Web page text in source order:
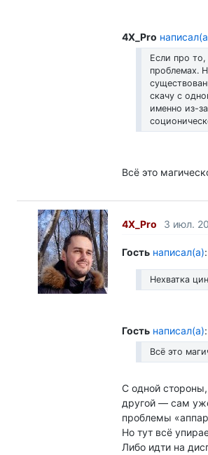
4X_Pro
Если про то,
проблемах.
скачу с
именно из-
Всё это
4X_Pro 3 июл.
Гость написал(а):
Нехватка
Гость написал(а):
Всё это
С одной
другой — сам
проблемы
Но тут всё
Либо идти на